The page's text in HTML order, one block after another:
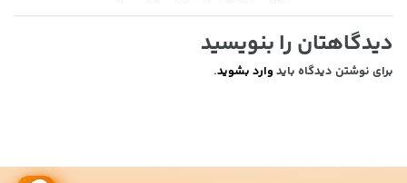
دیدگاهتان را بنویسید
برای نوشتن دیدگاه باید وارد بشوید.